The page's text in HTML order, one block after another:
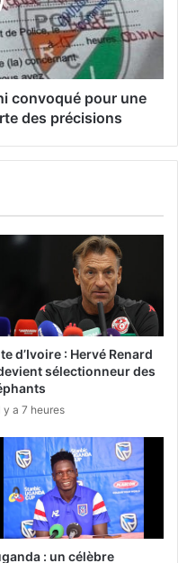
convoqué pour une
des précisions
d’Ivoire : Hervé Renard
sélectionneur des
y a 7 heures
: un célèbre